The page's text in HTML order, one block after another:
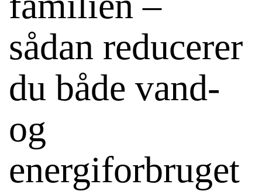
sådan reducerer
du både vand-
og
energiforbruget